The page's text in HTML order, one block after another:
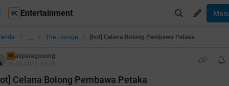
Entertainment
... The Lounge [hot] Celana Bolong Pembawa Petaka
TS asparagosong
Celana Bolong Pembawa Petaka